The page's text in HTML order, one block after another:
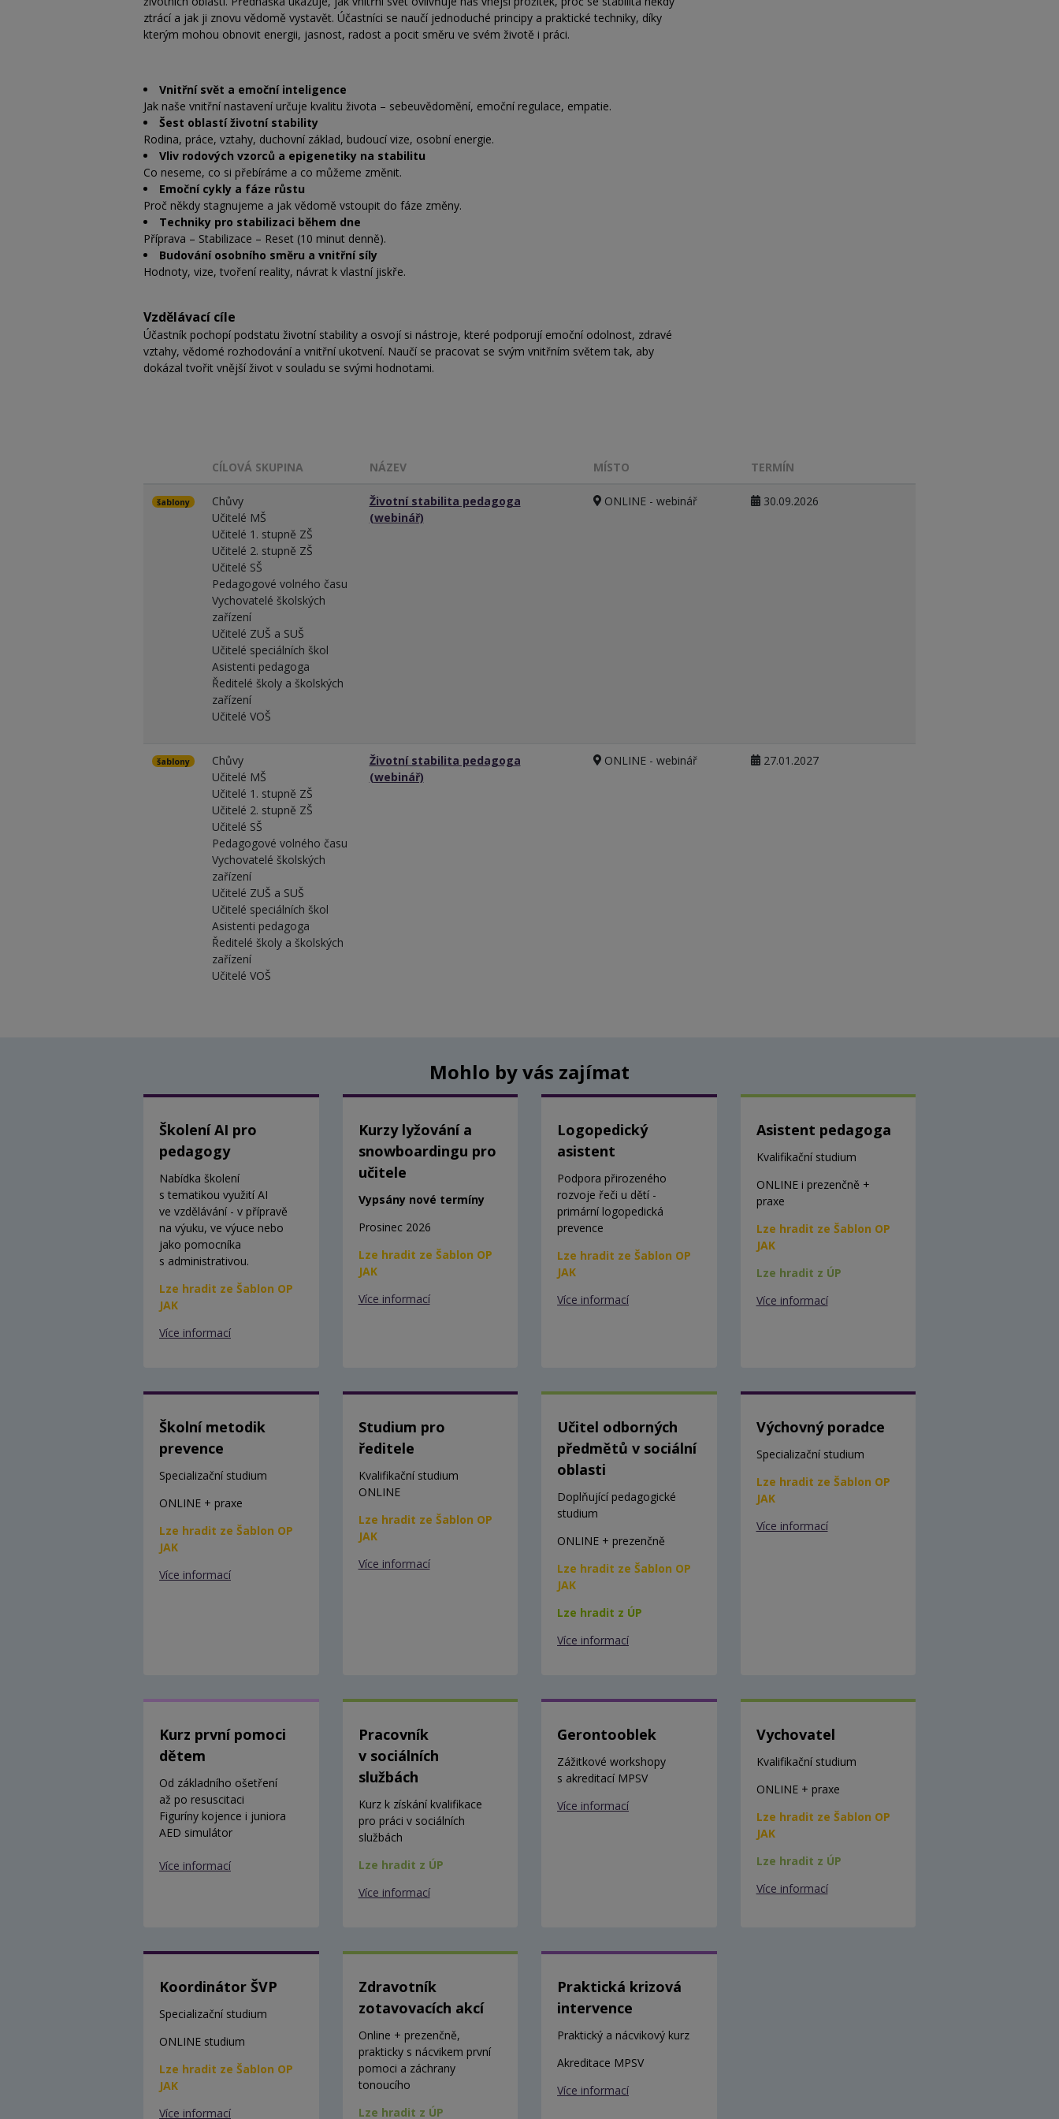
ztrácí a jak ji znovu vědomě vystavět. Účastníci se naučí jednoduché principy a praktické techniky, díky
kterým mohou obnovit energii, jasnost, radost a pocit směru ve svém životě i práci.
Vnitřní svět a emoční inteligence
Jak naše vnitřní nastavení určuje kvalitu života – sebeuvědomění, emoční regulace, empatie.
Šest oblastí životní stability
Rodina, práce, vztahy, duchovní základ, budoucí vize, osobní energie.
Vliv rodových vzorců a epigenetiky na stabilitu
Co neseme, co si přebíráme a co můžeme změnit.
Emoční cykly a fáze růstu
Proč někdy stagnujeme a jak vědomě vstoupit do fáze změny.
Techniky pro stabilizaci během dne
Příprava – Stabilizace – Reset (10 minut denně).
Budování osobního směru a vnitřní síly
Hodnoty, vize, tvoření reality, návrat k vlastní jiskře.
Vzdělávací cíle
Účastník pochopí podstatu životní stability a osvojí si nástroje, které podporují emoční odolnost, zdravé
vztahy, vědomé rozhodování a vnitřní ukotvení. Naučí se pracovat se svým vnitřním světem tak, aby
dokázal tvořit vnější život v souladu se svými hodnotami.
CÍLOVÁ SKUPINA NÁZEV MÍSTO TERMÍN
šablony
Chůvy
Učitelé MŠ
Učitelé 1. stupně ZŠ
Učitelé 2. stupně ZŠ
Učitelé SŠ
Pedagogové volného času
Vychovatelé školských
zařízení
Učitelé ZUŠ a SUŠ
Učitelé speciálních škol
Asistenti pedagoga
Ředitelé školy a školských
zařízení
Učitelé VOŠ
Životní stabilita pedagoga
(webinář)
ONLINE - webinář 30.09.2026
šablony
Chůvy
Učitelé MŠ
Učitelé 1. stupně ZŠ
Učitelé 2. stupně ZŠ
Učitelé SŠ
Pedagogové volného času
Vychovatelé školských
zařízení
Učitelé ZUŠ a SUŠ
Učitelé speciálních škol
Asistenti pedagoga
Ředitelé školy a školských
zařízení
Učitelé VOŠ
Životní stabilita pedagoga
(webinář)
ONLINE - webinář 27.01.2027
Mohlo by vás zajímat
Školení AI pro
pedagogy
Nabídka školení
s tematikou využití AI
ve vzdělávání - v přípravě
na výuku, ve výuce nebo
jako pomocníka
s administrativou.
Lze hradit ze Šablon OP
JAK
Více informací
Kurzy lyžování a
snowboardingu pro
učitele
Vypsány nové termíny
Prosinec 2026
Lze hradit ze Šablon OP
JAK
Více informací
Logopedický
asistent
Podpora přirozeného
rozvoje řeči u dětí -
primární logopedická
prevence
Lze hradit ze Šablon OP
JAK
Více informací
Asistent pedagoga
Kvalifikační studium
ONLINE i prezenčně +
praxe
Lze hradit ze Šablon OP
JAK
Lze hradit z ÚP
Více informací
Školní metodik
prevence
Specializační studium
ONLINE + praxe
Lze hradit ze Šablon OP
JAK
Více informací
Studium pro
ředitele
Kvalifikační studium
ONLINE
Lze hradit ze Šablon OP
JAK
Více informací
Učitel odborných
předmětů v sociální
oblasti
Doplňující pedagogické
studium
ONLINE + prezenčně
Lze hradit ze Šablon OP
JAK
Lze hradit z ÚP
Více informací
Výchovný poradce
Specializační studium
Lze hradit ze Šablon OP
JAK
Více informací
Kurz první pomoci
dětem
Od základního ošetření
až po resuscitaci
Figuríny kojence i juniora
AED simulátor
Více informací
Pracovník
v sociálních
službách
Kurz k získání kvalifikace
pro práci v sociálních
službách
Lze hradit z ÚP
Více informací
Gerontooblek
Zážitkové workshopy
s akreditací MPSV
Více informací
Vychovatel
Kvalifikační studium
ONLINE + praxe
Lze hradit ze Šablon OP
JAK
Lze hradit z ÚP
Více informací
Koordinátor ŠVP
Specializační studium
ONLINE studium
Lze hradit ze Šablon OP
JAK
Více informací
Zdravotník
zotavovacích akcí
Online + prezenčně,
prakticky s nácvikem první
pomoci a záchrany
tonoucího
Lze hradit z ÚP
Praktická krizová
intervence
Praktický a nácvikový kurz
Akreditace MPSV
Více informací